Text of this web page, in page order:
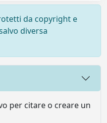
da copyright e
diversa
per citare o creare un